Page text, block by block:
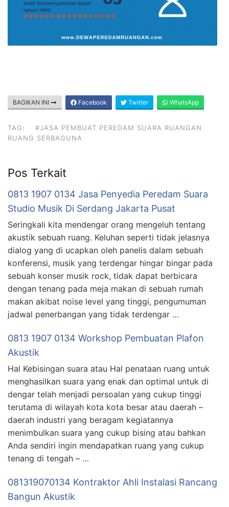
BAGIKAN INI Facebook Twitter WhatsApp
TAG:
#JASA PEMBUAT PEREDAM SUARA RUANGAN
RUANG SERBAGUNA
Pos Terkait
0813 1907 0134 Jasa Penyedia Peredam Suara
Studio Musik Di Serdang Jakarta Pusat
Seringkali kita mendengar orang mengeluh tentang
akustik sebuah ruang. Keluhan seperti tidak jelasnya
dialog yang di ucapkan oleh panelis dalam sebuah
konferensi, musik yang terdengar hingar bingar pada
sebuah konser musik rock, tidak dapat berbicara
dengan tenang pada meja makan di sebuah rumah
makan akibat noise level yang tinggi, pengumuman
jadwal penerbangan yang tidak terdengar …
0813 1907 0134 Workshop Pembuatan Plafon
Akustik
Hal Kebisingan suara atau Hal penataan ruang untuk
menghasilkan suara yang enak dan optimal untuk di
dengar telah menjadi persoalan yang cukup tinggi
terutama di wilayah kota kota besar atau daerah –
daerah industri yang beragam kegiatannya
menimbulkan suara yang cukup bising atau bahkan
Anda sendiri ingin mendapatkan ruang yang cukup
tenang di tengah – …
081319070134 Kontraktor Ahli Instalasi Rancang
Bangun Akustik